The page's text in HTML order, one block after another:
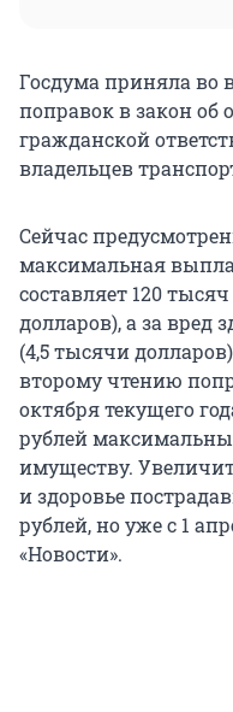
Госдума приняла во
поправок в закон об
гражданской
владельцев
Сейчас
максимальная
составляет 120
долларов), а за вред
(4,5 тысячи
второму чтению
октября текущего
рублей
имуществу.
и здоровье
рублей, но уже с 1
«Новости».